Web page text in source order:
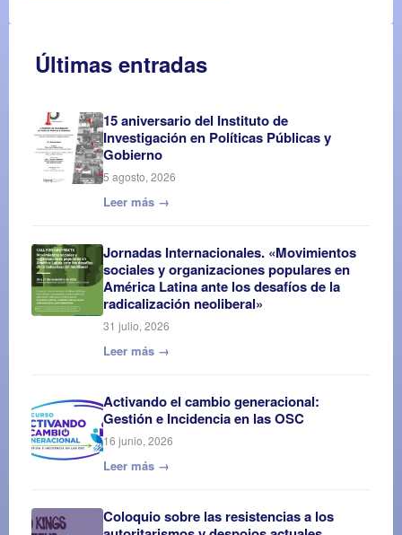
Últimas entradas
15 aniversario del Instituto de
Investigación en Políticas Públicas y
Gobierno
5 agosto, 2026
Leer más →
Jornadas Internacionales. «Movimientos
sociales y organizaciones populares en
América Latina ante los desafíos de la
radicalización neoliberal»
31 julio, 2026
Leer más →
Activando el cambio generacional:
Gestión e Incidencia en las OSC
16 junio, 2026
Leer más →
Coloquio sobre las resistencias a los